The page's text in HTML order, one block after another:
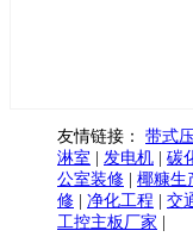
友情链接： 带式
淋室 | 发电机 | 碳
公室装修 | 椰糠生
修 | 净化工程 | 交
工控主板厂家 |